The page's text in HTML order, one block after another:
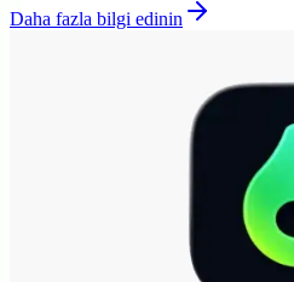
Daha fazla bilgi edinin